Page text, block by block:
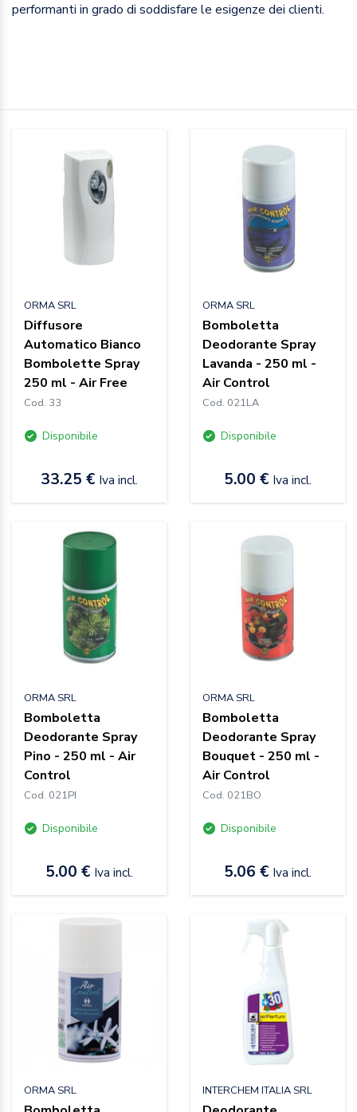
performanti in grado di soddisfare le esigenze dei clienti.
ORMA SRL
Diffusore
Automatico Bianco
Bombolette Spray
250 ml - Air Free
Cod. 33
Disponibile
33.25 € Iva incl.
ORMA SRL
Bomboletta
Deodorante Spray
Lavanda - 250 ml -
Air Control
Cod. 021LA
Disponibile
5.00 € Iva incl.
ORMA SRL
Bomboletta
Deodorante Spray
Pino - 250 ml - Air
Control
Cod. 021PI
Disponibile
5.00 € Iva incl.
ORMA SRL
Bomboletta
Deodorante Spray
Bouquet - 250 ml -
Air Control
Cod. 021BO
Disponibile
5.06 € Iva incl.
ORMA SRL INTERCHEM ITALIA SRL